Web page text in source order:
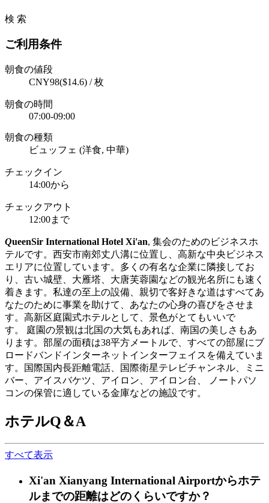
検 索
ご利用条件
朝食の値段
CNY98($14.6) / 枚
朝食の時間
07:00-09:00
朝食の種類
ビュッフェ (洋食, 中華)
チェックイン
14:00から
チェックアウト
12:00まで
QueenSir International Hotel Xi'an, 集会のためのビジネスホ
テルです。西安市南郊丈八溝に位置し、高新な中央ビジネス
エリアに位置しています。多くの有名な企業に隣接してお
り、古い城壁、大雁塔、大唐芙蓉園などの観光名所にも速く
着きます。私達の至上の設備、親切で客好きな道はすべてあ
なたのために事業を助けて、あなたの心身の喜びをさせま
す。高新区庭園式ホテルとして、景色がとてもいいで
す。 庭園の景観は北国の大気もあれば、南国の美しさもあ
ります。部屋の面積は38平方メートルで、すべての部屋にブ
ロードバンドインターネットインターフェイスを備えていま
す。国際国内長距離電話、国際衛星テレビチャンネル、ミニ
バー、アイスバケツ、アイロン、アイロン台、 ノートパソ
コンの保管に適している金庫などの施設です。
ホテルQ＆A
すべて表示
Xi'an Xianyang International Airportからホテ
ルまでの距離はどのくらいですか？